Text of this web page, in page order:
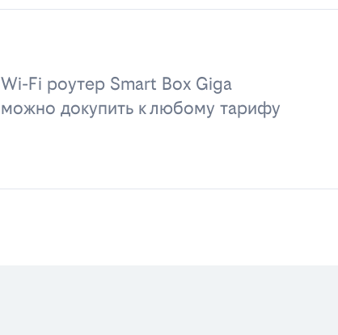
Wi-Fi роутер Smart Box Giga
можно докупить к любому тарифу